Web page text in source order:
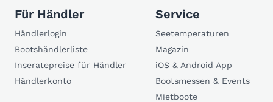
Für Händler
Händlerlogin
Bootshändlerliste
Inseratepreise für Händler
Händlerkonto
Service
Seetemperaturen
Magazin
iOS & Android App
Bootsmessen & Events
Mietboote